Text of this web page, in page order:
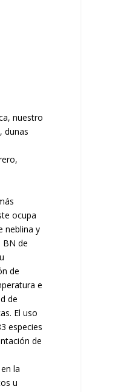
nuestro
dunas
ocupa
neblina y
BN de
de
e
de
El uso
especies
de
la
u